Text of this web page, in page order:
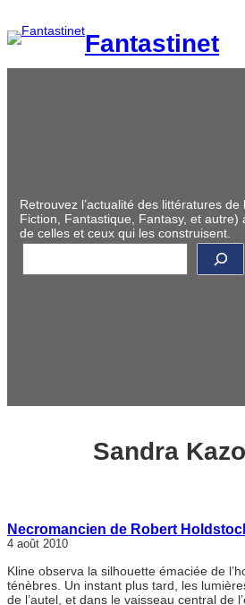
au
contenu
Fantastinet
Retrouvez l’actualité des littératures de
Fiction, Fantastique, Fantasy, et autre)
de celles et ceux qui les construisent.
R
c
Sandra
Necromancien de Robert
4 août 2010
Kline observa la silhouette émaciée de
ténèbres. Un instant plus tard, les
de l’autel, et dans le vaisseau central de